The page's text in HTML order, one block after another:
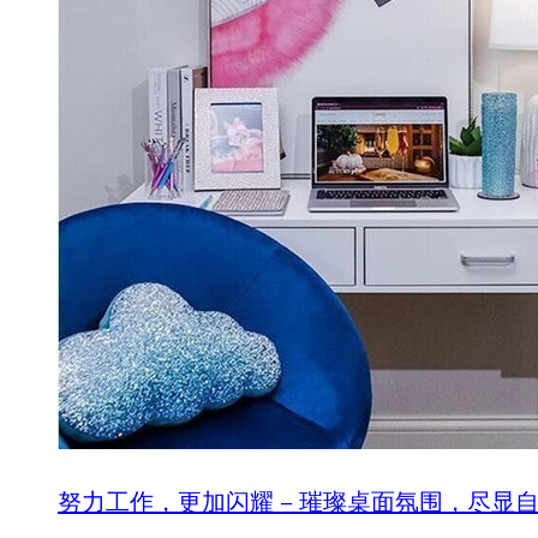
努力工作，更加闪耀 – 璀璨桌面氛围，尽显